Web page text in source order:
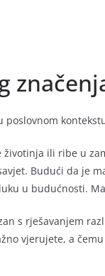
poslovnom
ili ribe u
Budući da je
u budućnosti.
s rješavanjem
vjerujete, a